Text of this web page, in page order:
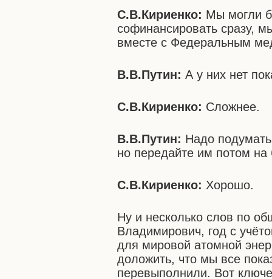
С.В.Кириенко: Мы могли
софинансировать сразу,
вместе с Федеральным
В.В.Путин:А у них нет
С.В.Кириенко: Сложнее.
В.В.Путин: Надо
но передайте им потом на
С.В.Кириенко: Хорошо.
Ну и несколько слов по
Владимирович, год с
для мировой атомной
доложить, что мы все
перевыполнили. Вот